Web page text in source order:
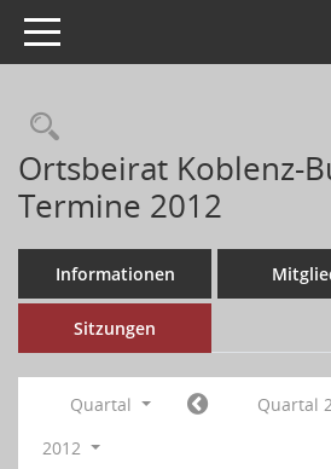
Toggle navigation
Ortsbeirat Koblenz-
Termine 2012
Informationen
Sitzungen
Quartal
Quartal
2012